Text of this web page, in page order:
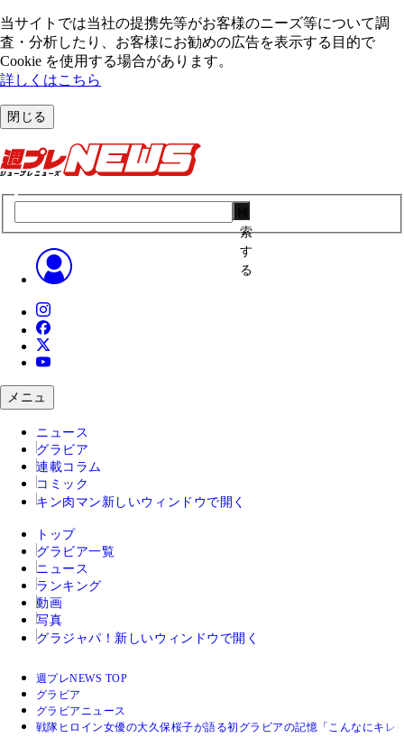
当サイトでは当社の提携先等がお客様のニーズ等について調
査・分析したり、お客様にお勧めの広告を表⽰する⽬的で
Cookie を使⽤する場合があります。
詳しくはこちら
閉じる
索
す
る
メニュ
ニュース
グラビア
連載コラム
コミック
キン肉マン 新しいウィンドウで開く
トップ
グラビア一覧
ニュース
ランキング
動画
写真
グラジャパ！ 新しいウィンドウで開く
週プレNEWS TOP
グラビア
グラビアニュース
戦隊ヒロイン女優の大久保桜子が語る初グラビアの記憶「こんなにキ